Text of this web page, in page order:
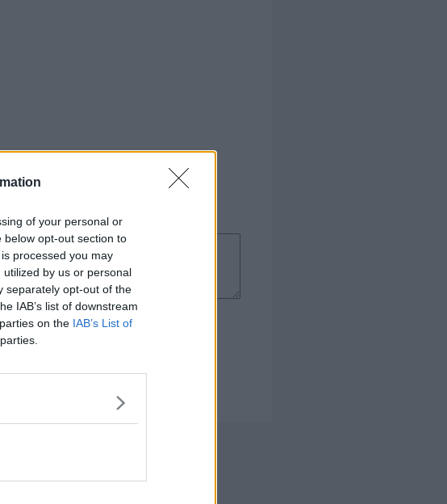
of your personal or
opt-out section to
processed you may
by us or personal
separately opt-out of the
IAB’s list of downstream
on the IAB’s List of